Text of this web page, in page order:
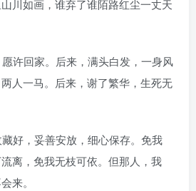
川如画，谁弃了谁陌路红尘一丈天
许回家。后来，满头白发，一身风
人一马。后来，谢了繁华，生死无
好，妥善安放，细心保存。免我
离，免我无枝可依。但那人，我
来。